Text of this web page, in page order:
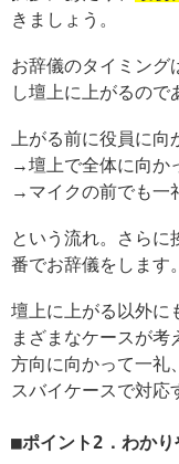
きましょう。
お辞儀のタイミング
し壇上に上がるので
上がる前に役員に向
→壇上で全体に向か
→マイクの前でも一
という流れ。さらに
番でお辞儀をします。
壇上に上がる以外に
まざまなケースが考
方向に向かって一礼
スバイケースで対応
ポイント2．わかり